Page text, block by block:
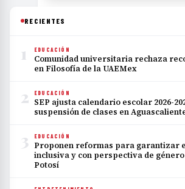
RECIENTES
1 EDUCACIÓN
Comunidad universitaria rechaza
en Filosofía de la UAEMex
2 EDUCACIÓN
SEP ajusta calendario escolar 2026-
suspensión de clases en
3 EDUCACIÓN
Proponen reformas para garantizar
inclusiva y con perspectiva de género
Potosí